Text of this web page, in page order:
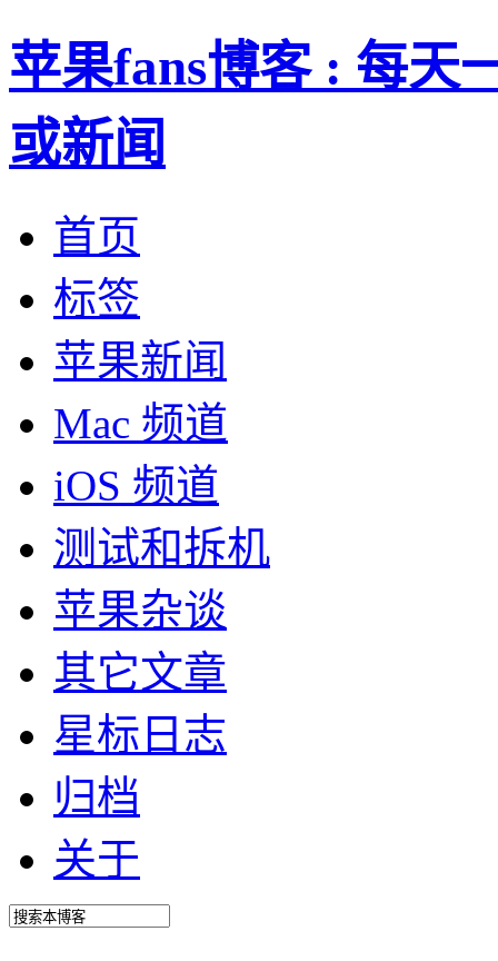
苹果fans博客 : 每天
或新闻
首页
标签
苹果新闻
Mac 频道
iOS 频道
测试和拆机
苹果杂谈
其它文章
星标日志
归档
关于